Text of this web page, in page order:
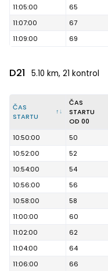
11:05:00
65
11:07:00
67
11:09:00
69
D21 5.10 km, 21 kontrol
ČAS
STARTU
ČAS
STARTU
OD 00
10:50:00 50
10:52:00
52
10:54:00
54
10:56:00
56
10:58:00
58
11:00:00
60
11:02:00
62
11:04:00
64
11:06:00
66